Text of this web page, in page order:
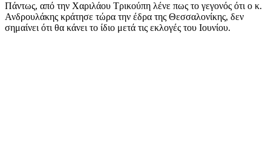
Πάντως, από την Χαριλάου Τρικούπη λένε πως το γεγονός ότι ο κ.
Ανδρουλάκης κράτησε τώρα την έδρα της Θεσσαλονίκης, δεν
σημαίνει ότι θα κάνει το ίδιο μετά τις εκλογές του Ιουνίου.